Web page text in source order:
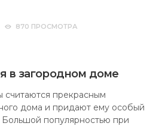
870 ПРОСМОТРА
в загородном доме
считаются прекрасным
дома и придают ему особый
популярностью при